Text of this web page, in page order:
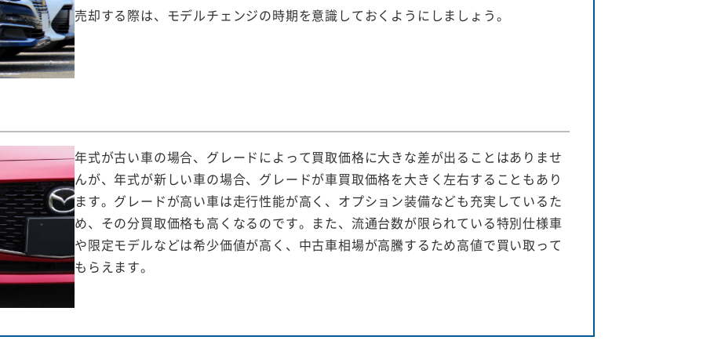
売却する際は、モデルチェンジの時期を意識しておくようにしましょう。
年式が古い車の場合、グレードによって買取価格に大きな差が出ることはありませ
んが、年式が新しい車の場合、グレードが車買取価格を大きく左右することもあり
ます。グレードが高い車は走行性能が高く、オプション装備なども充実しているた
め、その分買取価格も高くなるのです。また、流通台数が限られている特別仕様車
や限定モデルなどは希少価値が高く、中古車相場が高騰するため高値で買い取って
もらえます。